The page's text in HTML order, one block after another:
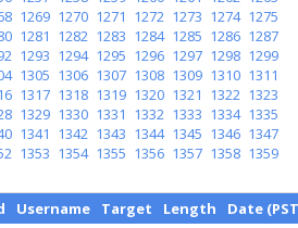
1269 1270 1271 1272 1273 1274 1275
1281 1282 1283 1284 1285 1286 1287
1293 1294 1295 1296 1297 1298 1299
1305 1306 1307 1308 1309 1310 1311
1317 1318 1319 1320 1321 1322 1323
1329 1330 1331 1332 1333 1334 1335
1341 1342 1343 1344 1345 1346 1347
1353 1354 1355 1356 1357 1358 1359
Username Target Length
Date